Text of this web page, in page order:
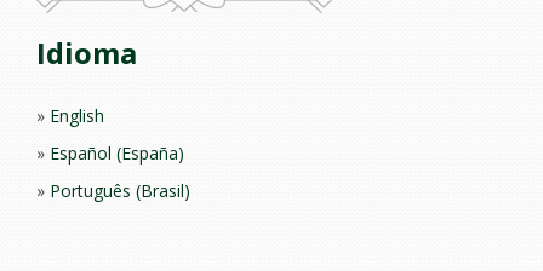
Idioma
English
Español (España)
Português (Brasil)